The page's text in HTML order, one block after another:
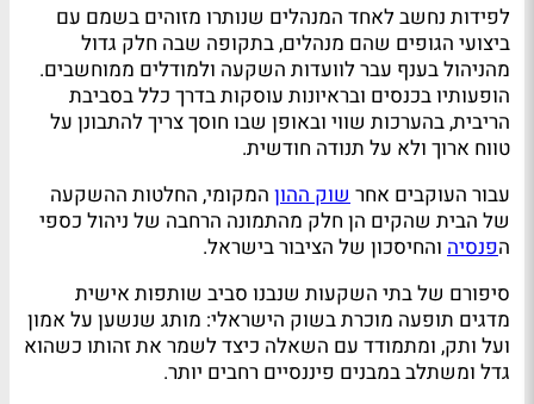
לפידות נחשב לאחד המנהלים שנותרו מזוהים בשמם עם
ביצועי הגופים שהם מנהלים, בתקופה שבה חלק גדול
מהניהול בענף עבר לוועדות השקעה ולמודלים ממוחשבים.
הופעותיו בכנסים ובראיונות עוסקות בדרך כלל בסביבת
הריבית, בהערכות שווי ובאופן שבו חוסך צריך להתבונן על
טווח ארוך ולא על תנודה חודשית.
עבור העוקבים אחר שוק ההון המקומי, החלטות ההשקעה
של הבית שהקים הן חלק מהתמונה הרחבה של ניהול כספי
הפנסיה והחיסכון של הציבור בישראל.
סיפורם של בתי השקעות שנבנו סביב שותפות אישית
מדגים תופעה מוכרת בשוק הישראלי: מותג שנשען על אמון
ועל ותק, ומתמודד עם השאלה כיצד לשמר את זהותו כשהוא
גדל ומשתלב במבנים פיננסיים רחבים יותר.